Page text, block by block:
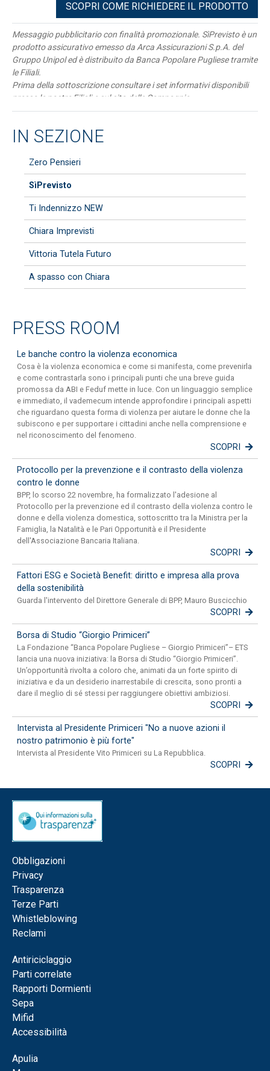
SCOPRI COME RICHIEDERE IL PRODOTTO
Messaggio pubblicitario con finalità promozionale. SìPrevisto è un
prodotto assicurativo emesso da Arca Assicurazioni S.p.A. del
Gruppo Unipol ed è distribuito da Banca Popolare Pugliese tramite
le Filiali.
Prima della sottoscrizione consultare i set informativi disponibili
presso le nostre Filiali e sul sito delle Compagnie
www.arcassicura.it
IN SEZIONE
Zero Pensieri
SìPrevisto
Ti Indennizzo NEW
Chiara Imprevisti
Vittoria Tutela Futuro
A spasso con Chiara
PRESS ROOM
Le banche contro la violenza economica
Cosa è la violenza economica e come si manifesta, come prevenirla
e come contrastarla sono i principali punti che una breve guida
promossa da ABI e Feduf mette in luce. Con un linguaggio semplice
e immediato, il vademecum intende approfondire i principali aspetti
che riguardano questa forma di violenza per aiutare le donne che la
subiscono e per supportare i cittadini anche nella comprensione e
nel riconoscimento del fenomeno.
SCOPRI
Protocollo per la prevenzione e il contrasto della violenza
contro le donne
BPP, lo scorso 22 novembre, ha formalizzato l'adesione al
Protocollo per la prevenzione ed il contrasto della violenza contro le
donne e della violenza domestica, sottoscritto tra la Ministra per la
Famiglia, la Natalità e le Pari Opportunità e il Presidente
dell'Associazione Bancaria Italiana.
SCOPRI
Fattori ESG e Società Benefit: diritto e impresa alla prova
della sostenibilità
Guarda l'intervento del Direttore Generale di BPP, Mauro Buscicchio
SCOPRI
Borsa di Studio “Giorgio Primiceri”
La Fondazione “Banca Popolare Pugliese – Giorgio Primiceri”– ETS
lancia una nuova iniziativa: la Borsa di Studio “Giorgio Primiceri”.
Un’opportunità rivolta a coloro che, animati da un forte spirito di
iniziativa e da un desiderio inarrestabile di crescita, sono pronti a
dare il meglio di sé stessi per raggiungere obiettivi ambiziosi.
SCOPRI
Intervista al Presidente Primiceri "No a nuove azioni il
nostro patrimonio è più forte"
Intervista al Presidente Vito Primiceri su La Repubblica.
SCOPRI
Obbligazioni
Privacy
Trasparenza
Terze Parti
Whistleblowing
Reclami
Antiriciclaggio
Parti correlate
Rapporti Dormienti
Sepa
Mifid
Accessibilità
Apulia